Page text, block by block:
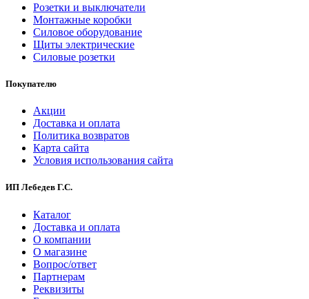
Розетки и выключатели
Монтажные коробки
Силовое оборудование
Щиты электрические
Силовые розетки
Покупателю
Акции
Доставка и оплата
Политика возвратов
Карта сайта
Условия использования сайта
ИП Лебедев Г.С.
Каталог
Доставка и оплата
О компании
О магазине
Вопрос/ответ
Партнерам
Реквизиты